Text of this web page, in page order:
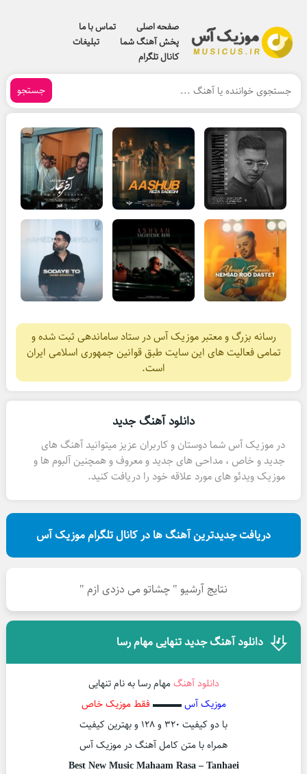
صفحه اصلی
تماس با ما
پخش آهنگ شما
تبلیغات
کانال تلگرام
جستجو
رسانه بزرگ و معتبر موزیک آس در ستاد ساماندهی ثبت شده و
تمامی فعالیت های این سایت طبق قوانین جمهوری اسلامی ایران
است.
دانلود آهنگ جدید
در موزیک آس شما دوستان و کاربران عزیز میتوانید آهنگ های
جدید و خاص ، مداحی های جدید و معروف و همچنین آلبوم ها و
موزیک ویدئو های مورد علاقه خود را دریافت کنید.
دریافت جدیدترین آهنگ ها در کانال تلگرام موزیک آس
نتایج آرشیو " چشاتو می دزدی ازم "
دانلود آهنگ جدید تنهایی مهام رسا
دانلود آهنگمهام رسا به نام تنهایی
موزیک آس▬▬▬ فقط موزیک خاص
با دو کیفیت ۳۲۰ و ۱۲۸ و بهترین کیفیت
همراه با متن کامل آهنگ در موزیک آس
Best New Music Mahaam Rasa – Tanhaei